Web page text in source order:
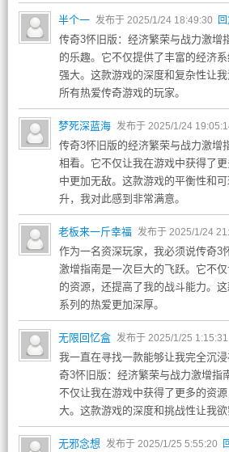
半个一 发布于 2025/1/24 18:49:30
传奇3怀旧版：经济繁荣与战力激增
的乐趣。它不仅提供了丰富的经济
强大。这款游戏的深度和复杂性让
所有热爱传奇游戏的玩家。
梦死深蓝海 发布于 2025/1/24
传奇3怀旧版的经济繁荣与战力激增
相看。它不仅让我在游戏中获得了
中更加无敌。这款游戏的平衡性和
升，我对此感到非常满意。
老板来一斤幸福 发布于 2025/1/24
作为一名资深玩家，我必须说传奇3
激增指南是一次巨大的飞跃。它不
的资源，还提高了我的战斗能力。
系列的热爱更加深厚。
无限回忆盒 发布于 2025/1/25 1:15:31
我一直在寻找一款能够让我完全沉
奇3怀旧版：经济繁荣与战力激增指
不仅让我在游戏中获得了更多的资
大。这款游戏的深度和挑战性让我欲
无邪念想 发布于 2025/1/25 5:55:20